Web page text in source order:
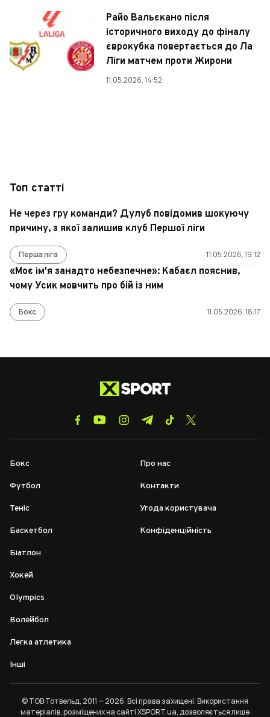
Райо Вальєкано після
історичного виходу до фіналу
єврокубка повертається до Ла
Ліги матчем проти Жирони
11.05.2026, 14:52
Топ статті
Не через гру команди? Дулуб повідомив шокуючу
причину, з якої залишив клуб Першої ліги
Перша ліга 11.05.2026, 19:12
«Моє ім'я занадто небезпечне»: Кабаєл пояснив,
чому Усик мовчить про бій із ним
Бокс 11.05.2026, 18:17
Бокс
Футбол
Теніс
Баскетбол
Біатлон
Хокей
Olympics
Волейбол
Легка атлетика
Інші
Про нас
Контакти
Угода користувача
Конфіденційність
© ТОВ Тотвельд, 2011 — 2026. Всі права захищені. Використання
матеріалів, розміщених на сайті XSPORT.ua, дозволяється лише